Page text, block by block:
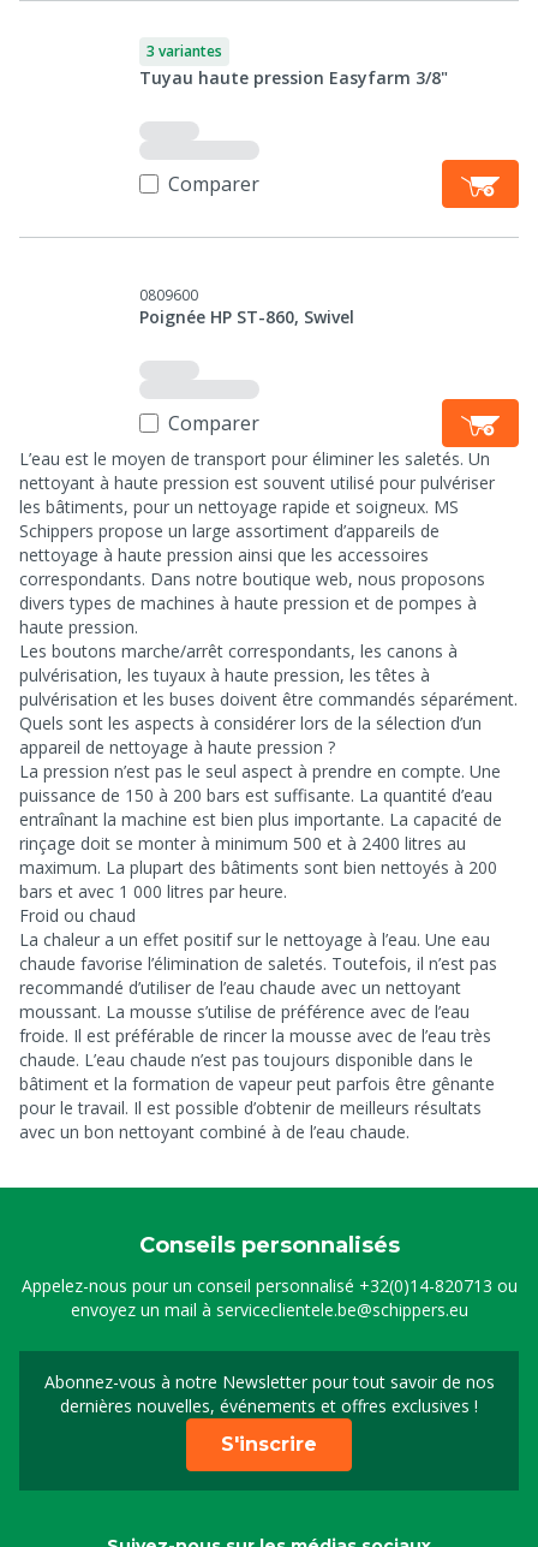
3 variantes
Tuyau haute pression Easyfarm 3/8"
Comparer
0809600
Poignée HP ST-860, Swivel
Comparer
L’eau est le moyen de transport pour éliminer les saletés. Un
nettoyant à haute pression est souvent utilisé pour pulvériser
les bâtiments, pour un nettoyage rapide et soigneux. MS
Schippers propose un large assortiment d’appareils de
nettoyage à haute pression ainsi que les accessoires
correspondants. Dans notre boutique web, nous proposons
divers types de machines à haute pression et de pompes à
haute pression.
Les boutons marche/arrêt correspondants, les canons à
pulvérisation, les tuyaux à haute pression, les têtes à
pulvérisation et les buses doivent être commandés séparément.
Quels sont les aspects à considérer lors de la sélection d’un
appareil de nettoyage à haute pression ?
La pression n’est pas le seul aspect à prendre en compte. Une
puissance de 150 à 200 bars est suffisante. La quantité d’eau
entraînant la machine est bien plus importante. La capacité de
rinçage doit se monter à minimum 500 et à 2400 litres au
maximum. La plupart des bâtiments sont bien nettoyés à 200
bars et avec 1 000 litres par heure.
Froid ou chaud
La chaleur a un effet positif sur le nettoyage à l’eau. Une eau
chaude favorise l’élimination de saletés. Toutefois, il n’est pas
recommandé d’utiliser de l’eau chaude avec un nettoyant
moussant. La mousse s’utilise de préférence avec de l’eau
froide. Il est préférable de rincer la mousse avec de l’eau très
chaude. L’eau chaude n’est pas toujours disponible dans le
bâtiment et la formation de vapeur peut parfois être gênante
pour le travail. Il est possible d’obtenir de meilleurs résultats
avec un bon nettoyant combiné à de l’eau chaude.
Conseils personnalisés
Appelez-nous pour un conseil personnalisé +32(0)14-820713 ou
envoyez un mail à serviceclientele.be@schippers.eu
Abonnez-vous à notre Newsletter pour tout savoir de nos
dernières nouvelles, événements et offres exclusives !
Inscrivez-vous à notre
S'inscrire